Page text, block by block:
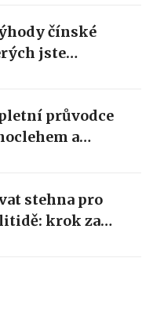
čínské
jste
průvodce
a
stehna pro
krok za